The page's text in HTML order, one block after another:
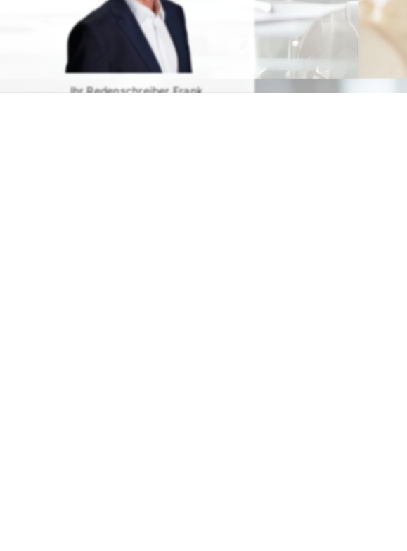
Ihr Redenschreiber Frank